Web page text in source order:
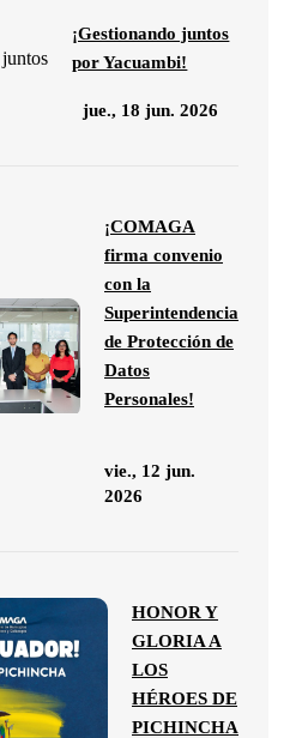
¡Gestionando juntos
por Yacuambi!
jue., 18 jun. 2026
¡COMAGA
firma convenio
con la
Superintendencia
de Protección de
Datos
Personales!
vie., 12 jun.
2026
HONOR Y
GLORIA A
LOS
HÉROES DE
PICHINCHA